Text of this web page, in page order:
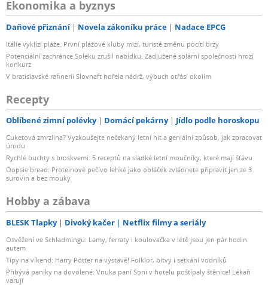
Ekonomika a byznys
Daňové přiznání Novela zákoníku práce Nadace EPCG
Itálie vyklízí pláže. První plážové kluby mizí, turisté změnu pocítí brzy
Potenciální zachránce Soleku zrušil nabídku. Zadlužené solární společnosti hrozí
konkurz
V bratislavské rafinerii Slovnaft hořela nádrž, výbuch otřásl okolím
Recepty
Oblíbené zimní polévky Domácí pekárny Jídlo podle horoskopu
Cuketová zmrzlina? Vyzkoušejte nečekaný letní hit a geniální způsob, jak zpracovat
úrodu
Rychlé buchty s broskvemi: 5 receptů na sladké letní moučníky, které mají šťávu
Oopsie bread: Proteinové pečivo lehké jako obláček zvládnete připravit jen ze 3
surovin a bez mouky
Hobby a zábava
BLESK Tlapky Divoký kačer Netflix filmy a seriály
Osvěžení ve Schladmingu: Lamy, ferraty i koulovačka v létě jsou jen pár hodin
autem
Tipy na víkend: Harry Potter na výstavě! Folklor, bitvy i setkání vodníků
Přibývá paniky na dovolené: Vnuka paní Soni v hotelu poštípaly štěnice! Lékaři
varují